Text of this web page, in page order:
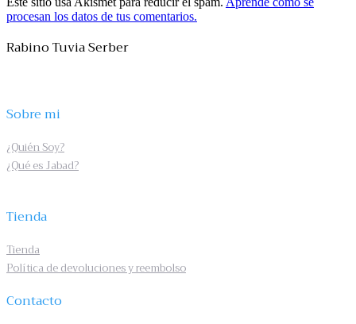
procesan los datos de tus comentarios.
Rabino Tuvia Serber
Sobre mi
¿Quién Soy?
¿Qué es Jabad?
Tienda
Tienda
Política de devoluciones y reembolso
Contacto